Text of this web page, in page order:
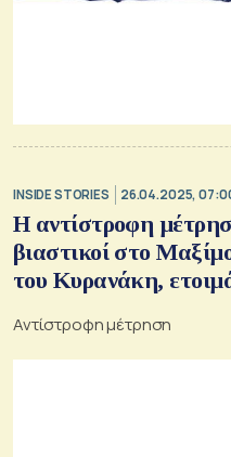
INSIDE STORIES 26.04.2025,
Η αντίστροφη
βιαστικοί στο
του Κυρανάκη,
τράπεζες
Αντίστροφη μέτρηση